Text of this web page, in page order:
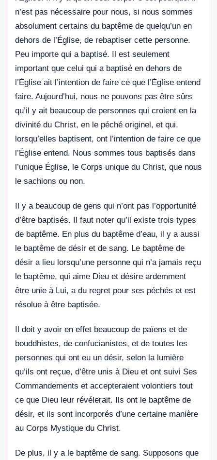
n’est pas nécessaire pour nous, si nous sommes
absolument certains du baptême de quelqu’un en
dehors de l’Église, de rebaptiser cette personne.
Peu importe qui a baptisé. Il est seulement
important que celui qui a baptisé en dehors de
l’Église ait l’intention de faire ce que l’Église entend
faire. Aujourd’hui, nous ne pouvons pas être sûrs
qu’il y ait beaucoup de personnes qui croient en la
divinité du Christ, en le péché originel, et qui,
lorsqu’elles baptisent, ont l’intention de faire ce que
l’Église entend. Nous sommes tous baptisés dans
l’unique Église, le Corps unique du Christ, que nous
le sachions ou non.
Il y a beaucoup de gens qui n’ont pas l’opportunité
d’être baptisés. Il faut noter qu’il existe trois types
de baptême. En plus du baptême d’eau, il y a aussi
le baptême de désir et de sang. Le baptême de
désir a lieu lorsqu’une personne qui n’a jamais reçu
le baptême, qui aime Dieu et désire ardemment
être unie à Lui, a du regret pour ses péchés et est
résolue à être baptisée.
Il doit y avoir en effet beaucoup de païens et de
bouddhistes, de confucianistes, et de toutes les
personnes qui ont eu un désir, selon la lumière
qu’ils ont reçue, d’être unis à Dieu et ont suivi Ses
Commandements et accepteraient volontiers tout
ce que Dieu leur révélerait. Ils ont le baptême de
désir, et ils sont incorporés d’une certaine manière
au Corps Mystique du Christ.
De plus, il y a le baptême de sang. Supposons que